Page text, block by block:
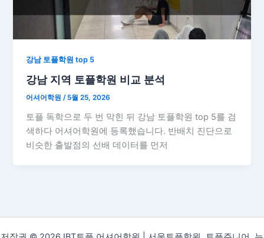
강남 토플학원 top 5
강남 지역 토플학원 비교 분석
어셔어학원/ 5월 25, 2026
토플 독학으로 두 번 막힌 뒤 강남 토플학원 top 5를 검
색하다 어셔어학원에 등록했습니다. 반배치 진단으로
비슷한 출발점의 선배 데이터를 먼저